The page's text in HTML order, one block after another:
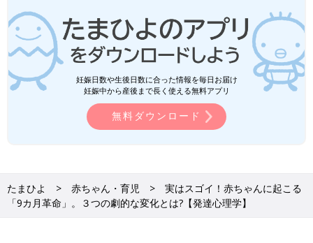
妊娠日数や生後日数に合った情報を毎日お届け
妊娠中から産後まで長く使える無料アプリ
無料ダウンロード
たまひよ 赤ちゃん・育児
実はスゴイ！赤ちゃんに起こる
「9カ月革命」。３つの劇的な変化とは?【発達心理学】